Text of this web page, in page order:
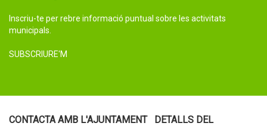
Inscriu-te per rebre informació puntual sobre les activitats
municipals.
SUBSCRIURE'M
CONTACTA AMB L'AJUNTAMENT
DETALLS DEL